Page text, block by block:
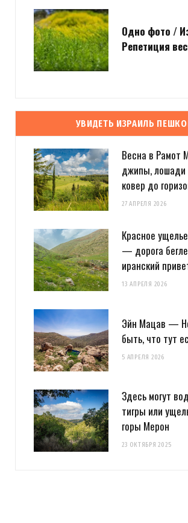
Одно фото /
Репетиция
УВИДЕТЬ ИЗРАИЛЬ
Весна в Рамот
джипы, лошади
ковер до
27 АПРЕЛЯ 2026
Красное
— дорога
иранский
13 АПРЕЛЯ 2026
Эйн Мацав —
быть, что тут
5 АПРЕЛЯ 2026
Здесь могут
тигры или
горы Мерон
23 ОКТЯБРЯ 2025